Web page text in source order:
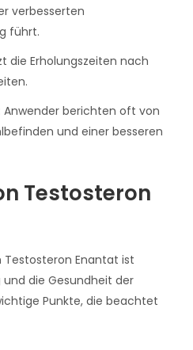
verbesserten
führt.
die Erholungszeiten nach
Anwender berichten oft von
und einer besseren
Testosteron
Enantat ist
die Gesundheit der
Punkte, die beachtet